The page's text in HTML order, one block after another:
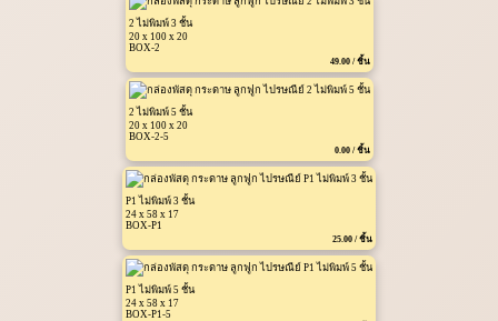
2 ไม่พิมพ์ 3 ชั้น
20 x 100 x 20
BOX-2
49.00 / ชิ้น
2 ไม่พิมพ์ 5 ชั้น
20 x 100 x 20
BOX-2-5
0.00 / ชิ้น
P1 ไม่พิมพ์ 3 ชั้น
24 x 58 x 17
BOX-P1
25.00 / ชิ้น
P1 ไม่พิมพ์ 5 ชั้น
24 x 58 x 17
BOX-P1-5